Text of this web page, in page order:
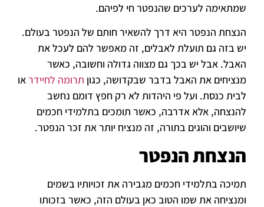
שמתאימה לערכים שהנפטר חי לפיהם.
הנצחת הנפטר היא דרך להשאיר חותם של הנפטר בעולם.
יש בזה גם תועלת לאבלים, זה מאפשר להם לעכל את
האבל. אבל יש בכך גם מצווה גדולה וחשובה, כאשר
מנציחים את האבל בדבר שבקדושה, כגוןתרומה לחיידראו
לבית כנסת. ועל פי היהדות לא רק חפץ דומם נחשב
להנצחה, אלא אדרבה, כאשר תומכים בתלמידי חכמים
שיושבים והוגים בתורה, זה מנציח יותר את זכר הנפטר.
הנצחת הנפטר
תמיכה בתלמידי חכמים מגבירה את זכויותיו בשמים
ומנציחה את שמו הטוב כאן בעולם הזה, כאשר בזכותו